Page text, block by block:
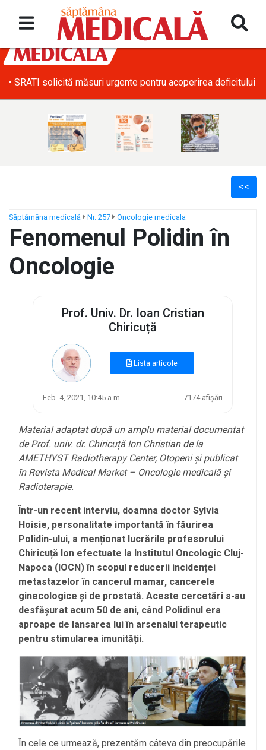
• SRATI solicită măsuri urgente pentru acoperirea deficitului
<<
Săptămâna medicală Nr. 257 Oncologie medicala
Fenomenul Polidin în
Oncologie
Prof. Univ. Dr. Ioan Cristian
Chiricuță
Lista articole
Feb. 4, 2021, 10:45 a.m. 7174 afișări
Material adaptat după un amplu material documentat
de Prof. univ. dr. Chiricuță Ion Christian de la
AMETHYST Radiotherapy Center, Otopeni și publicat
în Revista Medical Market – Oncologie medicală și
Radioterapie.
Într-un recent interviu, doamna doctor Sylvia
Hoisie, personalitate importantă în făurirea
Polidin-ului, a menționat lucrările profesorului
Chiricuță Ion efectuate la Institutul Oncologic Cluj-
Napoca (IOCN) în scopul reducerii incidenței
metastazelor în cancerul mamar, cancerele
ginecologice și de prostată. Aceste cercetări s-au
desfășurat acum 50 de ani, când Polidinul era
aproape de lansarea lui în arsenalul terapeutic
pentru stimularea imunității.
În cele ce urmează, prezentăm câteva din preocupările